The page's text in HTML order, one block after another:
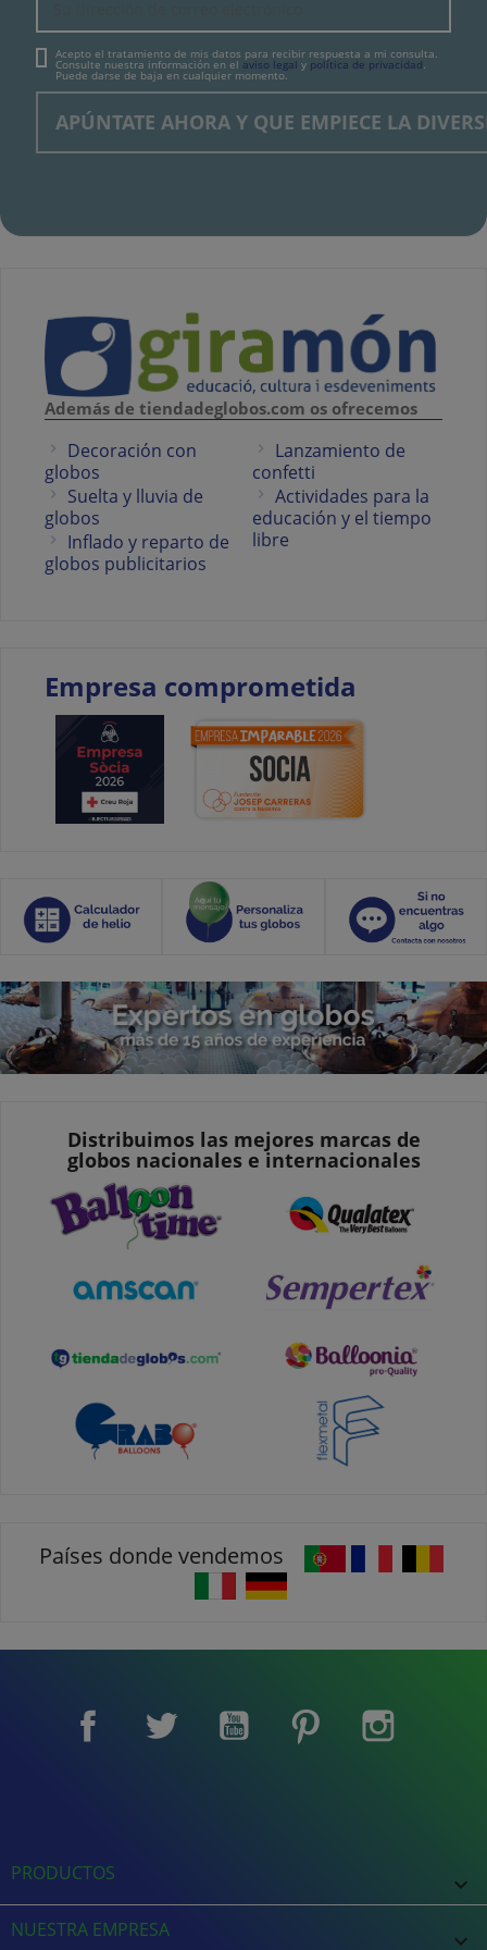
Acepto el tratamiento de mis datos para recibir respuesta a mi consulta.
Consulte nuestra información en el aviso legal y política de privacidad
Puede darse de baja en cualquier momento.
Además de tiendadeglobos.com os ofrecemos
Decoración con
globos
Suelta y lluvia de
globos
Inflado y reparto de
globos publicitarios
Lanzamiento de
confetti
Actividades para la
educación y el tiempo
libre
Empresa comprometida
Distribuimos las mejores marcas de
globos nacionales e internacionales
Países donde vendemos
Facebook Twitter YouTube Pinterest
PRODUCTOS 
NUESTRA EMPRESA 